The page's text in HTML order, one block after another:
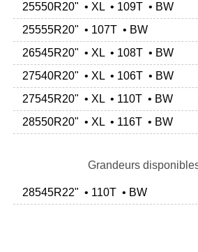
25550R20" • XL • 109T • BW
25555R20" • 107T • BW
26545R20" • XL • 108T • BW
27540R20" • XL • 106T • BW
27545R20" • XL • 110T • BW
28550R20" • XL • 116T • BW
Grandeurs
28545R22" • 110T • BW